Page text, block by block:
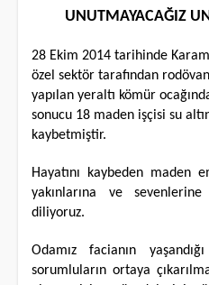
UNUTMAYACAĞIZ
28 Ekim 2014 tarihinde
özel sektör tarafından
yapılan yeraltı kömür
sonucu 18 maden işçisi su
kaybetmiştir.
Hayatını kaybeden maden
yakınlarına ve
diliyoruz.
Odamız facianın
sorumluların ortaya